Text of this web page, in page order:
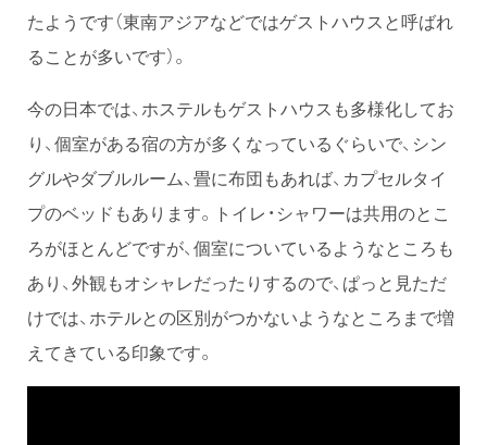
たようです（東南アジアなどではゲストハウスと呼ばれ
ることが多いです）。
今の日本では、ホステルもゲストハウスも多様化してお
り、個室がある宿の方が多くなっているぐらいで、シン
グルやダブルルーム、畳に布団もあれば、カプセルタイ
プのベッドもあります。トイレ・シャワーは共用のとこ
ろがほとんどですが、個室についているようなところも
あり、外観もオシャレだったりするので、ぱっと見ただ
けでは、ホテルとの区別がつかないようなところまで増
えてきている印象です。